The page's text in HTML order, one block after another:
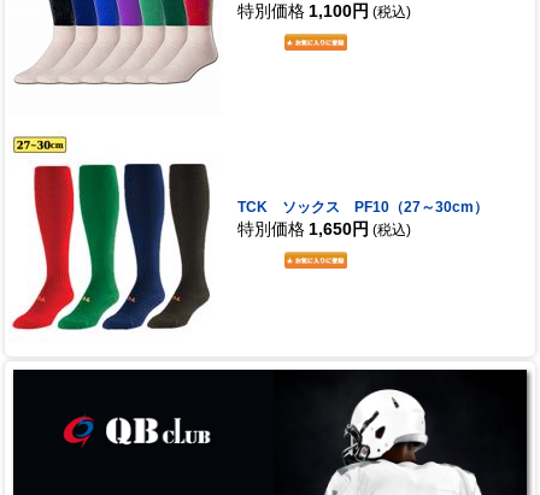
特別価格 1,100円 (税込)
TCK ソックス PF10（27～30cm）
特別価格 1,650円 (税込)